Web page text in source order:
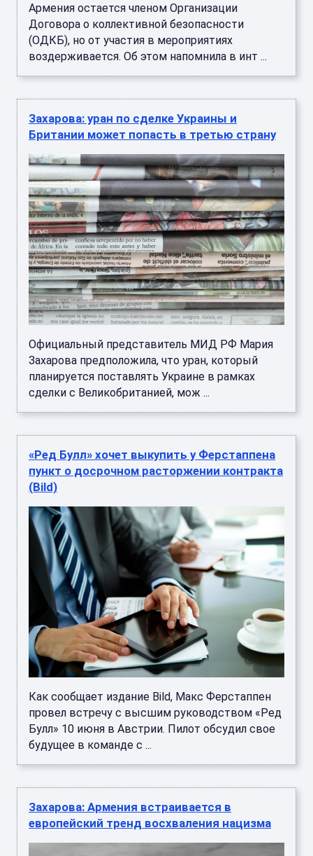
Армения остается членом Организации
Договора о коллективной безопасности
(ОДКБ), но от участия в мероприятиях
воздерживается. Об этом напомнила в инт ...
Захарова: уран по сделке Украины и
Британии может попасть в третью страну
Официальный представитель МИД РФ Мария
Захарова предположила, что уран, который
планируется поставлять Украине в рамках
сделки с Великобританией, мож ...
«Ред Булл» хочет выкупить у Ферстаппена
пункт о досрочном расторжении контракта
(Bild)
Как сообщает издание Bild, Макс Ферстаппен
провел встречу с высшим руководством «Ред
Булл» 10 июня в Австрии. Пилот обсудил свое
будущее в команде с ...
Захарова: Армения встраивается в
европейский тренд восхваления нацизма